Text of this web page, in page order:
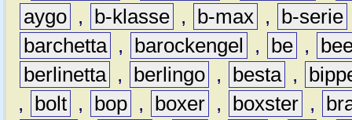
aygo , b-klasse , b-max , b-serie
barchetta , barockengel , be ,
berlinetta , berlingo , besta ,
,
bolt , bop , boxer , boxster ,